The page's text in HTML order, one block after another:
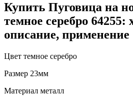
Купить Пуговица на
темное серебро 64255:
описание, применение
Цвет темное серебро
Размер 23мм
Материал металл